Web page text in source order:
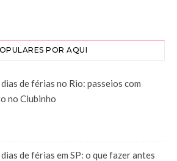
POR AQUI
de férias no Rio: passeios com
no Clubinho
de férias em SP: o que fazer antes